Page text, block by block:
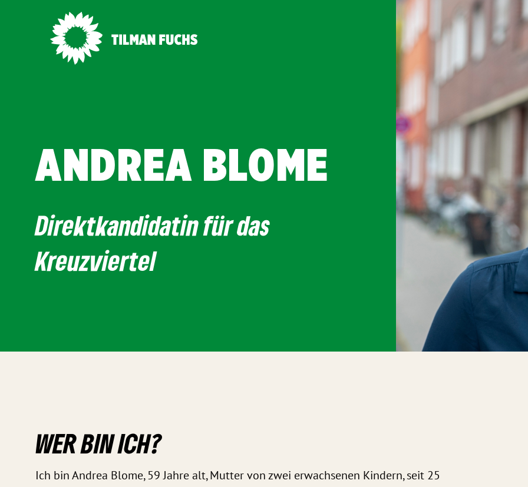
ANDREA BLOME
Direktkandidatin für das
Kreuzviertel
WER BIN ICH?
Ich bin Andrea Blome, 59 Jahre alt, Mutter von zwei erwachsenen Kindern, seit 25